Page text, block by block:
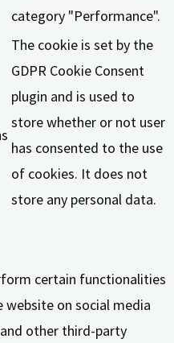
category "Performance".
The cookie is set by the
GDPR Cookie Consent
plugin and is used to
store whether or not user
has consented to the use
of cookies. It does not
store any personal data.
certain functionalities
on social media
other third-party